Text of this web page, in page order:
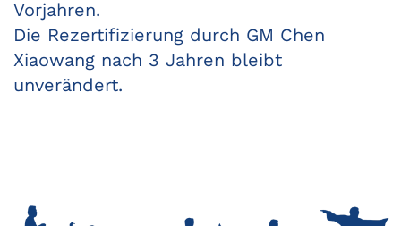
Vorjahren.
Die Rezertifizierung durch GM Chen
Xiaowang nach 3 Jahren bleibt
unverändert.